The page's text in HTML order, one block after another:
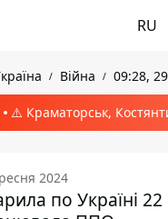
RU
Війна 09:28,
⚠️ Краматорськ,
2024
по Україні